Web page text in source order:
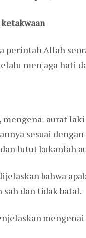
perintah Allah
menjaga hati
aurat
sesuai
lutut bukanlah
bahwa
dan tidak batal.